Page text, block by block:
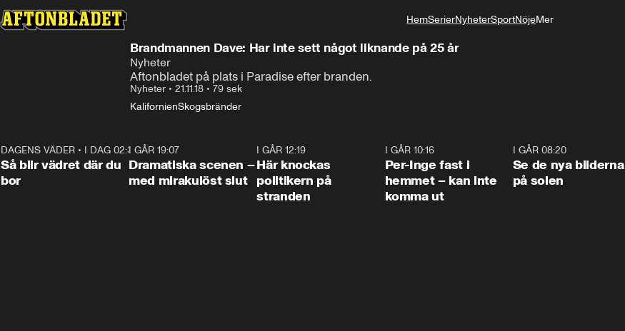
HemSerierNyheterSportNöjeMer
Brandmannen Dave: Har inte sett något liknande på 25 år
Nyheter
Aftonbladet på plats i Paradise efter branden.
Nyheter • 21.11.18 • 79 sek
KalifornienSkogsbränder
1:06
DAGENS VÄDER • I DAG 02:30
Så blir vädret där du
bor
I GÅR 19:07
Dramatiska scenen –
med mirakulöst slut
I GÅR 12:19
Här knockas
politikern på
stranden
I GÅR 10:16
Per-Inge fast i
hemmet – kan inte
komma ut
I GÅR 08:20
Se de nya bilderna
på solen